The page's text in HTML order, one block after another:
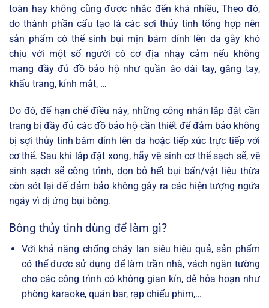
toàn hay không cũng được nhắc đến khá nhiều, Theo đó,
do thành phần cấu tạo là các sợi thủy tinh tổng hợp nên
sản phẩm có thể sinh bụi mịn bám dính lên da gây khó
chịu với một số người có cơ địa nhạy cảm nếu không
mang đầy đủ đồ bảo hộ như quần áo dài tay, găng tay,
khẩu trang, kính mắt, …
Do đó, để hạn chế điều này, những công nhân lắp đặt cần
trang bị đầy đủ các đồ bảo hộ cần thiết để đảm bảo không
bị sợi thủy tinh bám dính lên da hoặc tiếp xúc trực tiếp với
cơ thể. Sau khi lắp đặt xong, hãy vệ sinh cơ thể sạch sẽ, vệ
sinh sạch sẽ công trình, dọn bỏ hết bụi bẩn/vật liệu thừa
còn sót lại để đảm bảo không gây ra các hiện tượng ngứa
ngáy vì dị ứng bụi bông.
Bông thủy tinh dùng để làm gì?
Với khả năng chống cháy lan siêu hiệu quả, sản phẩm
có thể được sử dụng để làm trần nhà, vách ngăn tường
cho các công trình có không gian kín, dễ hỏa hoạn như
phòng karaoke, quán bar, rạp chiếu phim,…